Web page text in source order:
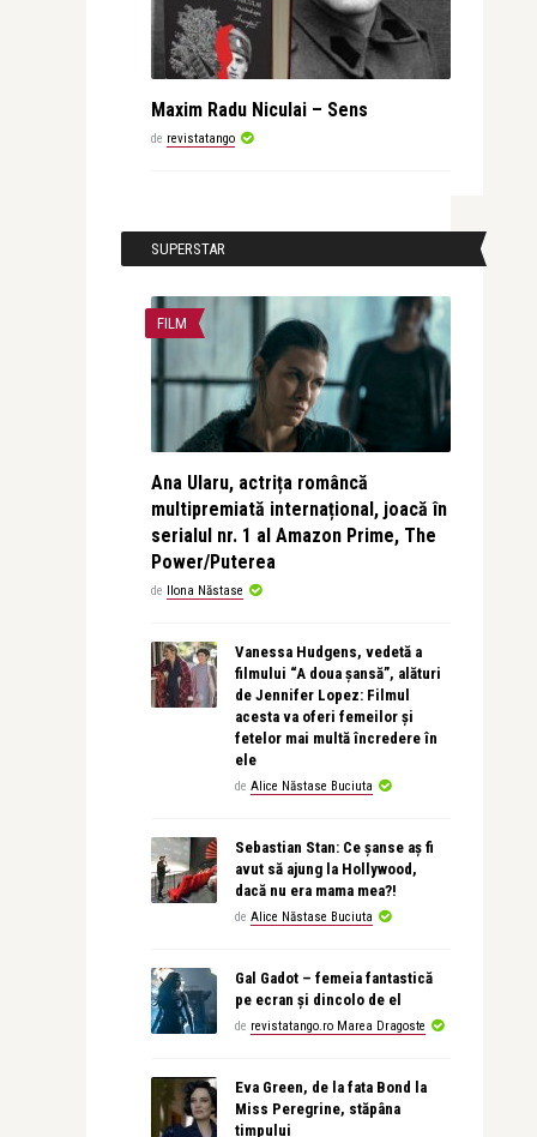
Maxim Radu Niculai – Sens
de revistatango
SUPERSTAR
FILM
Ana Ularu, actrița româncă
multipremiată internațional, joacă în
serialul nr. 1 al Amazon Prime, The
Power/Puterea
de Ilona Năstase
Vanessa Hudgens, vedetă a
filmului “A doua șansă”, alături
de Jennifer Lopez: Filmul
acesta va oferi femeilor și
fetelor mai multă încredere în
ele
de Alice Năstase Buciuta
Sebastian Stan: Ce șanse aș fi
avut să ajung la Hollywood,
dacă nu era mama mea?!
de Alice Năstase Buciuta
Gal Gadot – femeia fantastică
pe ecran și dincolo de el
de revistatango.ro Marea Dragoste
Eva Green, de la fata Bond la
Miss Peregrine, stăpâna
timpului